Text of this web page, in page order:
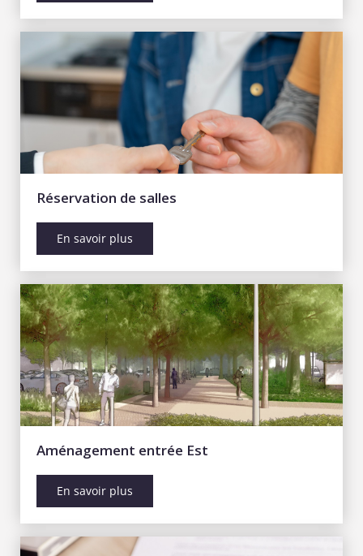
Réservation de salles
En savoir plus
Aménagement entrée Est
En savoir plus